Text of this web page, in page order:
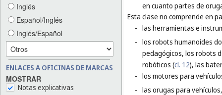
Inglés
Español/Inglés
Inglés/Español
ENLACES A OFICINAS DE MARCAS
MOSTRAR
Notas explicativas
en cuanto partes de
Esta clase no comprende en
- las herramientas e
- los robots humanoides
pedagógicos, los robots
robóticos (cl. 12), las
- los motores para
- las orugas para